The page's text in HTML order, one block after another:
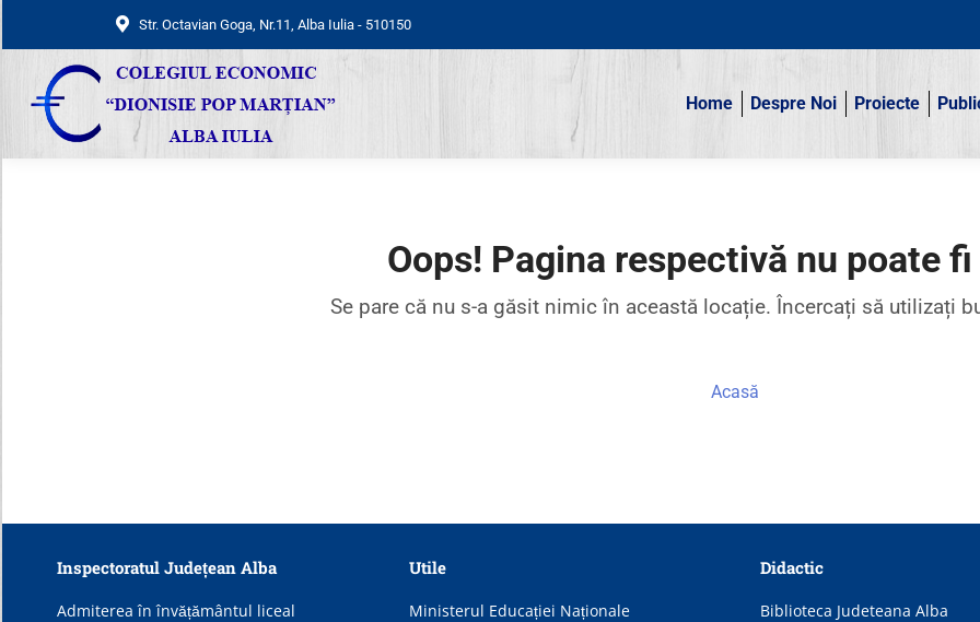
Str. Octavian Goga, Nr.11, Alba Iulia - 510150
Home Despre Noi Proiecte
Oops! Pagina respectivă nu poate
Se pare că nu s-a găsit nimic în această locație. Încercați să utilizați
Acasă
Inspectoratul Județean Alba
Admiterea în învățământul liceal
Utile
Ministerul Educației Naționale
Didactic
Biblioteca Judeteana Alba
Str. Octavian Goga, Nr.11, Alba Iulia - 510150
Home Despre Noi Proiecte